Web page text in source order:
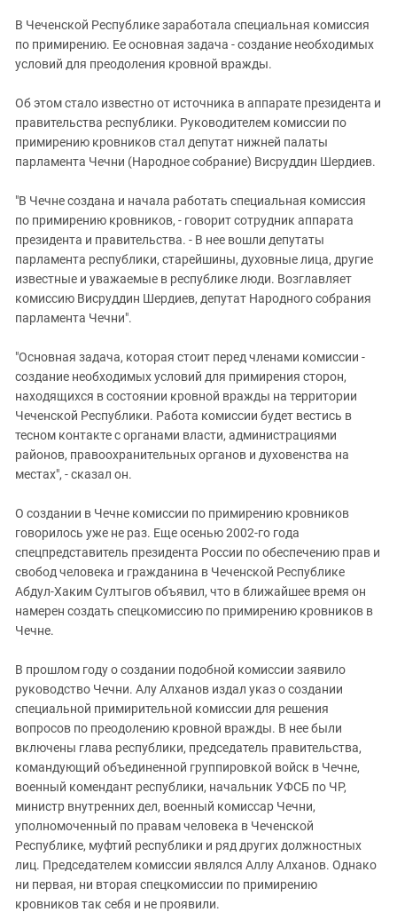
КАВКАЗ ЗА ПАЛЕСТИНУ
ИНАКОМЫСЛИЕ В ЧЕЧНЕ
ПРЕСЛЕДОВАНИЕ АКТИВИСТОВ
Ингушетия
Кабардино-Балкария
Калмыкия
Карачаево-Черкесия
Краснодарский край
Российская Федерация
Ростовская область
Северная Осетия - Алания
Ставропольский край
Южная Осетия
Южный Кавказ
В Чеченской Республике заработала специальная комиссия
по примирению. Ее основная задача - создание необходимых
условий для преодоления кровной вражды.
Об этом стало известно от источника в аппарате президента и
правительства республики. Руководителем комиссии по
примирению кровников стал депутат нижней палаты
парламента Чечни (Народное собрание) Висруддин Шердиев.
"В Чечне создана и начала работать специальная комиссия
по примирению кровников, - говорит сотрудник аппарата
президента и правительства. - В нее вошли депутаты
парламента республики, старейшины, духовные лица, другие
известные и уважаемые в республике люди. Возглавляет
комиссию Висруддин Шердиев, депутат Народного собрания
парламента Чечни".
"Основная задача, которая стоит перед членами комиссии -
создание необходимых условий для примирения сторон,
находящихся в состоянии кровной вражды на территории
Чеченской Республики. Работа комиссии будет вестись в
тесном контакте с органами власти, администрациями
районов, правоохранительных органов и духовенства на
местах", - сказал он.
О создании в Чечне комиссии по примирению кровников
говорилось уже не раз. Еще осенью 2002-го года
спецпредставитель президента России по обеспечению прав и
свобод человека и гражданина в Чеченской Республике
Абдул-Хаким Султыгов объявил, что в ближайшее время он
намерен создать спецкомиссию по примирению кровников в
Чечне.
В прошлом году о создании подобной комиссии заявило
руководство Чечни. Алу Алханов издал указ о создании
специальной примирительной комиссии для решения
вопросов по преодолению кровной вражды. В нее были
включены глава республики, председатель правительства,
командующий объединенной группировкой войск в Чечне,
военный комендант республики, начальник УФСБ по ЧР,
министр внутренних дел, военный комиссар Чечни,
уполномоченный по правам человека в Чеченской
Республике, муфтий республики и ряд других должностных
лиц. Председателем комиссии являлся Аллу Алханов. Однако
ни первая, ни вторая спецкомиссии по примирению
кровников так себя и не проявили.